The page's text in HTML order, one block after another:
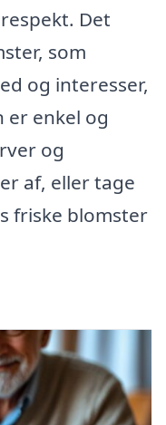
Det
som
og interesser,
er enkel og
og
af, eller tage
friske blomster